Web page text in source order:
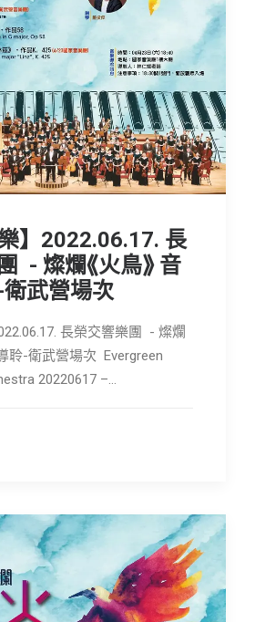
樂】2022.06.17. 長
- 燦爛⟪火鳥⟫ 音
武營場次
長榮交響樂團 - 燦爛
聆-衛武營場次 Evergreen
20220617 –…